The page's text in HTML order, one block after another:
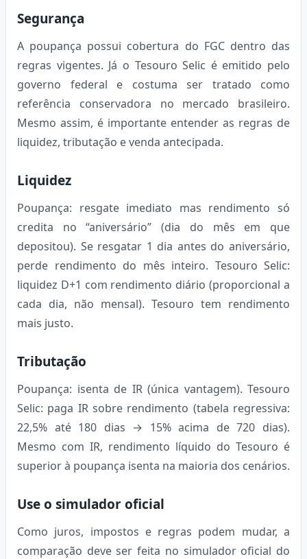
Segurança
A poupança possui cobertura do FGC dentro das
regras vigentes. Já o Tesouro Selic é emitido pelo
governo federal e costuma ser tratado como
referência conservadora no mercado brasileiro.
Mesmo assim, é importante entender as regras de
liquidez, tributação e venda antecipada.
Liquidez
Poupança: resgate imediato mas rendimento só
credita no “aniversário” (dia do mês em que
depositou). Se resgatar 1 dia antes do aniversário,
perde rendimento do mês inteiro. Tesouro Selic:
liquidez D+1 com rendimento diário (proporcional a
cada dia, não mensal). Tesouro tem rendimento
mais justo.
Tributação
Poupança: isenta de IR (única vantagem). Tesouro
Selic: paga IR sobre rendimento (tabela regressiva:
22,5% até 180 dias → 15% acima de 720 dias).
Mesmo com IR, rendimento líquido do Tesouro é
superior à poupança isenta na maioria dos cenários.
Use o simulador oficial
Como juros, impostos e regras podem mudar, a
comparação deve ser feita no simulador oficial do